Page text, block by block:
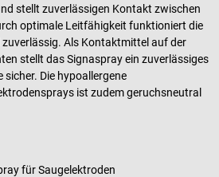
stellt zuverlässigen Kontakt zwischen
optimale Leitfähigkeit funktioniert die
zuverlässig. Als Kontaktmittel auf der
stellt das Signaspray ein zuverlässiges
Die hypoallergene
ist zudem geruchsneutral
für Saugelektroden